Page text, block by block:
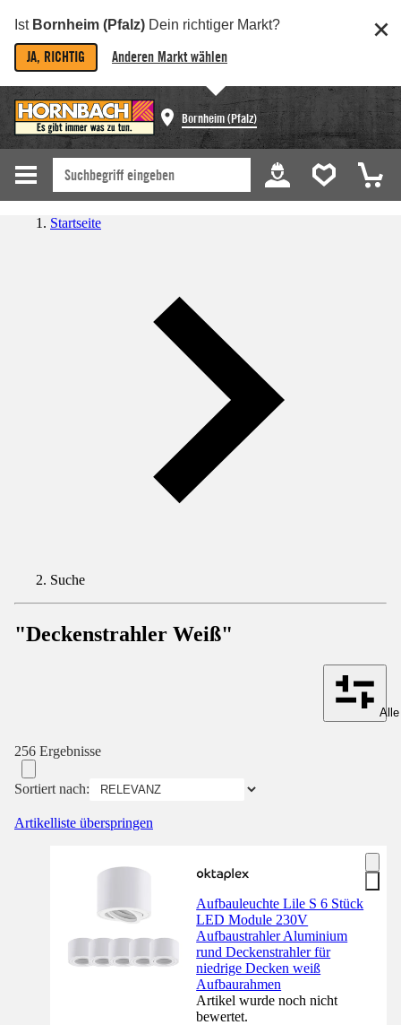
Ist Bornheim (Pfalz) Dein richtiger Markt?
JA, RICHTIG Anderen Markt wählen
Bornheim (Pfalz)
Startseite
Suche
"Deckenstrahler Weiß"
256 Ergebnisse
Sortiert nach:
Artikelliste überspringen
Aufbauleuchte Lile S 6 Stück
LED Module 230V
Aufbaustrahler Aluminium
rund Deckenstrahler für
niedrige Decken weiß
Aufbaurahmen
Artikel wurde noch nicht
bewertet.